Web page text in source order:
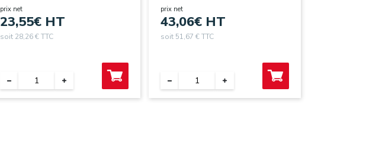
prix net
23,55€ HT
soit 28,26 € TTC
prix net
43,06€ HT
soit 51,67 € TTC